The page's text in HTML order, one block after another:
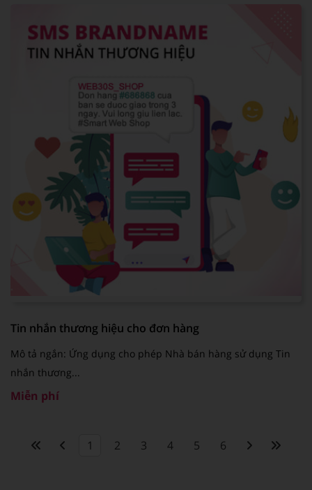
Tin nhắn thương hiệu cho đơn hàng
Mô tả ngắn: Ứng dụng cho phép Nhà bán hàng sử dụng Tin
nhắn thương...
Miễn phí
1 2 3 4 5 6